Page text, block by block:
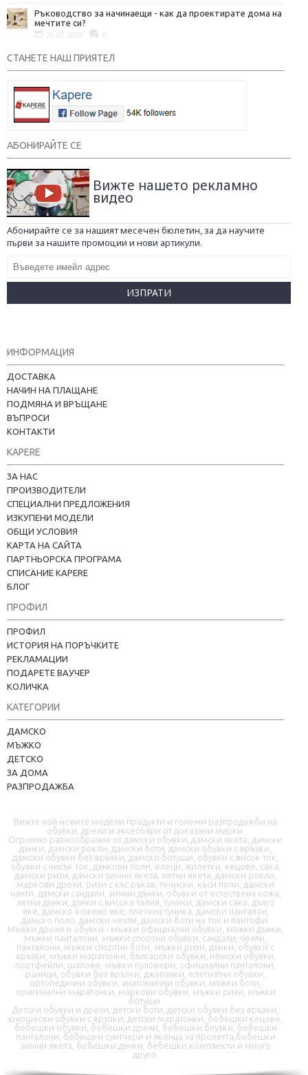
Ръководство за начинаещи - как да проектирате дома на
мечтите си?
25.07.2025 0
СТАНЕТЕ НАШ ПРИЯТЕЛ
АБОНИРАЙТЕ СЕ
Вижте нашето рекламно
видео
Абонирайте се за нашият месечен бюлетин, за да научите
първи за нашите промоции и нови артикули.
ИЗПРАТИ
ИНФОРМАЦИЯ
ДОСТАВКА
НАЧИН НА ПЛАЩАНЕ
ПОДМЯНА И ВРЪЩАНЕ
ВЪПРОСИ
КОНТАКТИ
KAPERE
ЗА НАС
ПРОИЗВОДИТЕЛИ
СПЕЦИАЛНИ ПРЕДЛОЖЕНИЯ
ИЗКУПЕНИ МОДЕЛИ
ОБЩИ УСЛОВИЯ
КАРТА НА САЙТА
ПАРТНЬОРСКА ПРОГРАМА
СПИСАНИЕ KAPERE
БЛОГ
ПРОФИЛ
ПРОФИЛ
ИСТОРИЯ НА ПОРЪЧКИТЕ
РЕКЛАМАЦИИ
ПОДАРЕТЕ ВАУЧЕР
КОЛИЧКА
КАТЕГОРИИ
ДАМСКО
МЪЖКО
ДЕТСКО
ЗА ДОМА
РАЗПРОДАЖБА
Вижте най-новите модели продукти и големи разпродажби на
обувки, дрехи и аксесоари от доказани марки.
Огромно разнообразие от дамски обувки, дамски якета, дамски
дънки, дамски рокли, дамски боти, дамски обувки с връзки,
дамски обувки без връзки, дамски ботуши, обувки с висок ток,
обувки с нисък ток, дънкови поли, елеци, жилетки, кецове, сака,
дамски ризи, дамски зимни якета, летни якета, дамски рокли,
маркови дрехи, ризи с къс ръкав, тениски, къси поли, дамски
чанти, дамски сандали, зимни дънки, обувки от естествена кожа,
летни дънки, дънки с висока талия, туники, дамски сака, дълго
яке, дамско кожено яке, плетена туника, дамски панталон,
дамско поло, дамски чехли, дамски боти на ток и пантофи.
Мъжки дрехи и обувки - мъжки официални обувки, мъжки дънки,
мъжки панталони, мъжки спортни обувки, сандали, чехли,
панталони, мъжки спортни боти, мъжки ризи, дънки, обувки с
връзки, мъжки маратонки, български обувки, немски обувки,
портфейли, шалове, мъжки пуловери, официални панталони,
раници, обувки без връзки, джапанки, елегнатни обувки,
ортопедични обувки, анатомични обувки, мъжки боти,
оригинални маратонки, маркови обувки, мъжки ризи, мъжки
ботуши.
Детски обувки и дрехи, детски боти, детски обувки без връзки,
юношески обувки с връзки, детски маратонки, бебешки кецове,
бебешки обувки, бебешки дрехи, бебешки блузки, бебешки
панталони, бебешки суитчери и якенца за пролетта,бебешки
зимни якета, бебешки дънки, бебешки комплекти и много
друго.
Kapere.com
📦 Информация за доставка
🔄 Подмяна и връщания
❓ Въпроси и отговори
✉️ Контактна форма